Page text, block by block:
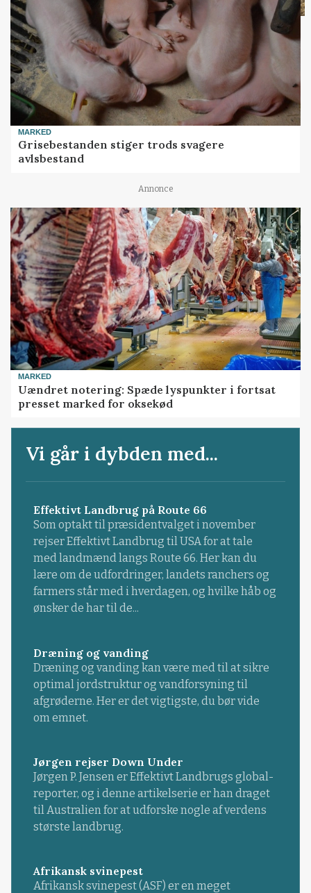
MARKED
Grisebestanden stiger trods svagere
avlsbestand
Annonce
MARKED
Uændret notering: Spæde lyspunkter i fortsat
presset marked for oksekød
Vi går i dybden med...
Effektivt Landbrug på Route 66
Som optakt til præsidentvalget i november
rejser Effektivt Landbrug til USA for at tale
med landmænd langs Route 66. Her kan du
lære om de udfordringer, landets ranchers og
farmers står med i hverdagen, og hvilke håb og
ønsker de har til de...
Dræning og vanding
Dræning og vanding kan være med til at sikre
optimal jordstruktur og vandforsyning til
afgrøderne. Her er det vigtigste, du bør vide
om emnet.
Jørgen rejser Down Under
Jørgen P. Jensen er Effektivt Landbrugs global-
reporter, og i denne artikelserie er han draget
til Australien for at udforske nogle af verdens
største landbrug.
Afrikansk svinepest
Afrikansk svinepest (ASF) er en meget